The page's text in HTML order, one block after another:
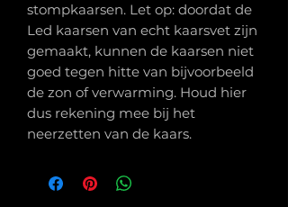
stompkaarsen. Let op: doordat de
Led kaarsen van echt kaarsvet zijn
gemaakt, kunnen de kaarsen niet
goed tegen hitte van bijvoorbeeld
de zon of verwarming. Houd hier
dus rekening mee bij het
neerzetten van de kaars.